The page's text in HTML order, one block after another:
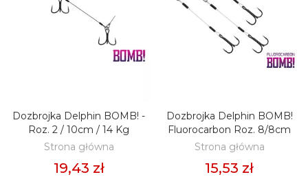
DODAJ DO KOSZYKA
Dozbrojka Delphin BOMB! -
Roz. 2 / 10cm / 14 Kg
Strona główna
19,43 zł
DODAJ DO KOSZYKA
Dozbrojka Delphin BOMB!
Fluorocarbon Roz. 8/8cm
Strona główna
15,53 zł